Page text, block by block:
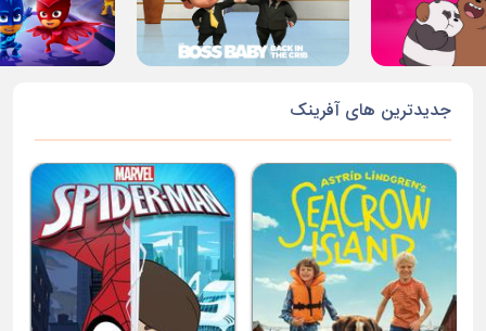
جدیدترین های آفرینک